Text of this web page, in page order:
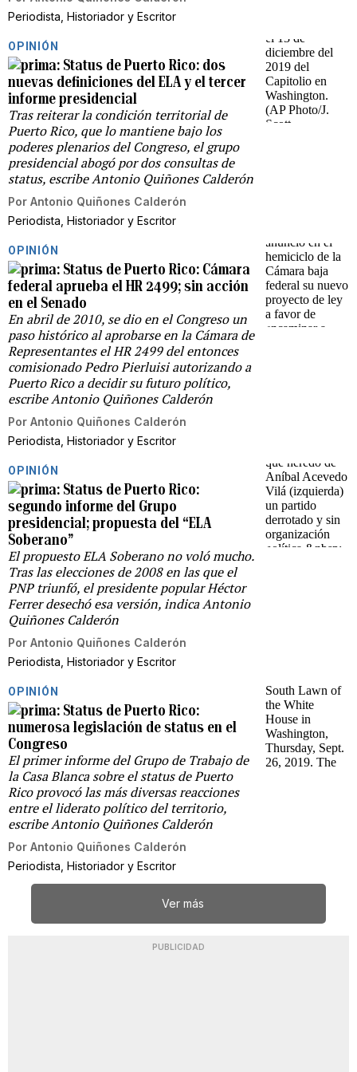
Periodista, Historiador y Escritor
OPINIÓN
Status de Puerto Rico: dos
nuevas definiciones del ELA y el tercer
informe presidencial
Tras reiterar la condición territorial de
Puerto Rico, que lo mantiene bajo los
poderes plenarios del Congreso, el grupo
presidencial abogó por dos consultas de
status, escribe Antonio Quiñones Calderón
Por Antonio Quiñones Calderón
Periodista, Historiador y Escritor
OPINIÓN
Status de Puerto Rico: Cámara
federal aprueba el HR 2499; sin acción
en el Senado
En abril de 2010, se dio en el Congreso un
paso histórico al aprobarse en la Cámara de
Representantes el HR 2499 del entonces
comisionado Pedro Pierluisi autorizando a
Puerto Rico a decidir su futuro político,
escribe Antonio Quiñones Calderón
Por Antonio Quiñones Calderón
Periodista, Historiador y Escritor
OPINIÓN
Status de Puerto Rico:
segundo informe del Grupo
presidencial; propuesta del “ELA
Soberano”
El propuesto ELA Soberano no voló mucho.
Tras las elecciones de 2008 en las que el
PNP triunfó, el presidente popular Héctor
Ferrer desechó esa versión, indica Antonio
Quiñones Calderón
Por Antonio Quiñones Calderón
Periodista, Historiador y Escritor
OPINIÓN
Status de Puerto Rico:
numerosa legislación de status en el
Congreso
El primer informe del Grupo de Trabajo de
la Casa Blanca sobre el status de Puerto
Rico provocó las más diversas reacciones
entre el liderato político del territorio,
escribe Antonio Quiñones Calderón
Por Antonio Quiñones Calderón
Periodista, Historiador y Escritor
Ver más
PUBLICIDAD